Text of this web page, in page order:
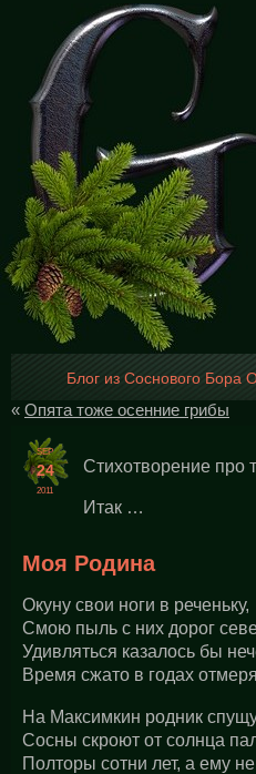
Блог из Соснового Бора
« Опята тоже осенние грибы
SEP
24
2011
Стихотворение про
Итак …
Моя Родина
Окуну свои ноги в реченьку,
Смою пыль с них дорог
Удивляться казалось бы
Время сжато в годах
На Максимкин родник
Сосны скроют от солнца
Полторы сотни лет, а ему